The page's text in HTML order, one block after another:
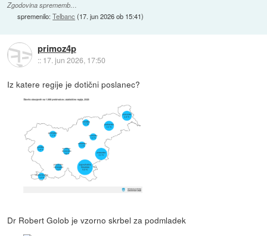
Zgodovina sprememb…
spremenilo:Telbanc (17. jun 2026 ob 15:41)
primoz4p
:: 17. jun 2026, 17:50
Iz katere regije je dotični poslanec?
Dr Robert Golob je vzorno skrbel za podmladek